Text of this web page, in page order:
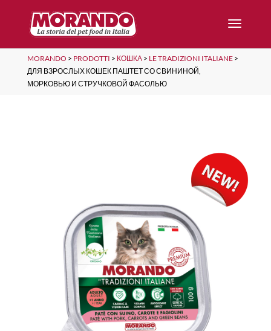
MORANDO > PRODOTTI > КОШКА> LE TRADIZIONI ITALIANE>
ДЛЯ ВЗРОСЛЫХ КОШЕК ПАШТЕТ СО СВИНИНОЙ,
МОРКОВЬЮ И СТРУЧКОВОЙ ФАСОЛЬЮ